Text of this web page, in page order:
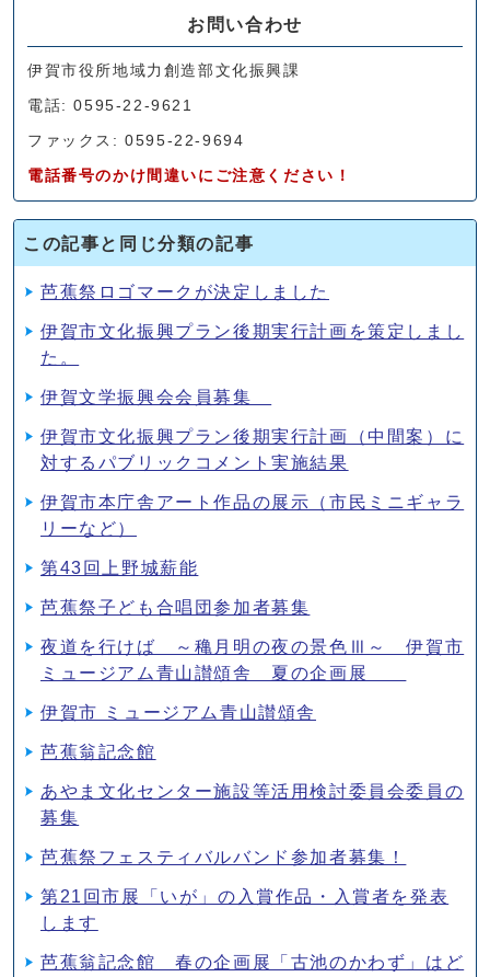
お問い合わせ
伊賀市役所地域力創造部文化振興課
電話: 0595-22-9621
ファックス: 0595-22-9694
電話番号のかけ間違いにご注意ください！
この記事と同じ分類の記事
芭蕉祭ロゴマークが決定しました
伊賀市文化振興プラン後期実行計画を策定しまし
た。
伊賀文学振興会会員募集
伊賀市文化振興プラン後期実行計画（中間案）に
対するパブリックコメント実施結果
伊賀市本庁舎アート作品の展示（市民ミニギャラ
リーなど）
第43回上野城薪能
芭蕉祭子ども合唱団参加者募集
夜道を行けば ～穐月明の夜の景色Ⅲ～ 伊賀市
ミュージアム青山讃頌舎 夏の企画展
伊賀市 ミュージアム青山讃頌舎
芭蕉翁記念館
あやま文化センター施設等活用検討委員会委員の
募集
芭蕉祭フェスティバルバンド参加者募集！
第21回市展「いが」の入賞作品・入賞者を発表
します
芭蕉翁記念館 春の企画展「古池のかわず」はど